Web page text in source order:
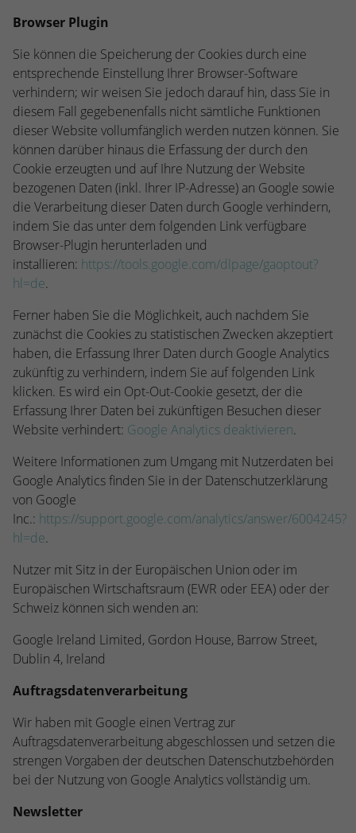
Browser Plugin
Sie können die Speicherung der Cookies durch eine
entsprechende Einstellung Ihrer Browser-Software
verhindern; wir weisen Sie jedoch darauf hin, dass Sie in
diesem Fall gegebenenfalls nicht sämtliche Funktionen
dieser Website vollumfänglich werden nutzen können. Sie
können darüber hinaus die Erfassung der durch den
Cookie erzeugten und auf Ihre Nutzung der Website
bezogenen Daten (inkl. Ihrer IP-Adresse) an Google sowie
die Verarbeitung dieser Daten durch Google verhindern,
indem Sie das unter dem folgenden Link verfügbare
Browser-Plugin herunterladen und
installieren: https://tools.google.com/dlpage/gaoptout?
hl=de.
Ferner haben Sie die Möglichkeit, auch nachdem Sie
zunächst die Cookies zu statistischen Zwecken akzeptiert
haben, die Erfassung Ihrer Daten durch Google Analytics
zukünftig zu verhindern, indem Sie auf folgenden Link
klicken. Es wird ein Opt-Out-Cookie gesetzt, der die
Erfassung Ihrer Daten bei zukünftigen Besuchen dieser
Website verhindert: Google Analytics deaktivieren.
Weitere Informationen zum Umgang mit Nutzerdaten bei
Google Analytics finden Sie in der Datenschutzerklärung
von Google
Inc.: https://support.google.com/analytics/answer/6004245?
hl=de.
Nutzer mit Sitz in der Europäischen Union oder im
Europäischen Wirtschaftsraum (EWR oder EEA) oder der
Schweiz können sich wenden an:
Google Ireland Limited, Gordon House, Barrow Street,
Dublin 4, Ireland
Auftragsdatenverarbeitung
Wir haben mit Google einen Vertrag zur
Auftragsdatenverarbeitung abgeschlossen und setzen die
strengen Vorgaben der deutschen Datenschutzbehörden
bei der Nutzung von Google Analytics vollständig um.
Newsletter